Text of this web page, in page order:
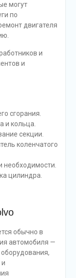
могут
по
двигателя
и
и
сгорания.
и кольца.
секции.
коленчатого
необходимости.
цилиндра.
обычно в
автомобиля —